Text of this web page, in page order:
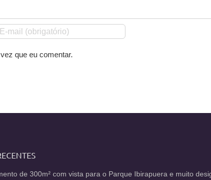
que eu comentar.
de 300m² com vista para o Parque Ibirapuera e muito